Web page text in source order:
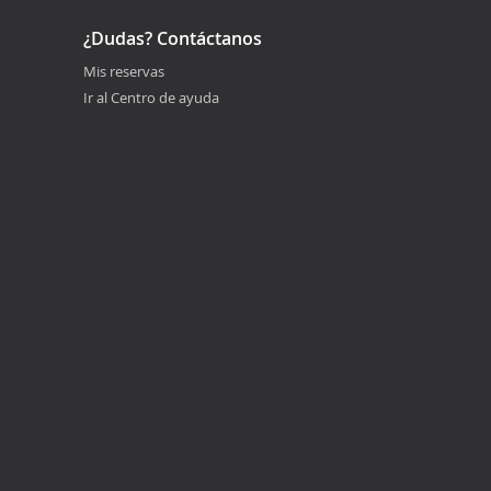
¿Dudas? Contáctanos
Mis reservas
Ir al Centro de ayuda